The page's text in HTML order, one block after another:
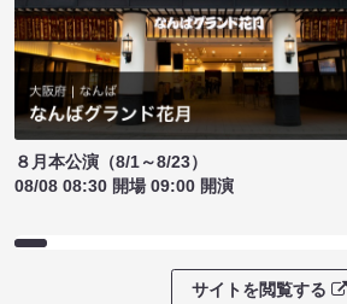
８月本公演（8/1～8/23）
08/08 08:30 開場 09:00 開演
サイトを閲覧する